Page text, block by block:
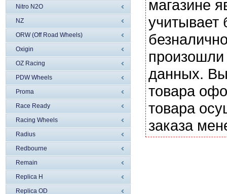
Nitro N2O
NZ
ORW (Off Road Wheels)
Oxigin
OZ Racing
PDW Wheels
Proma
Race Ready
Racing Wheels
Radius
Redbourne
Remain
Replica H
Replica OD
магазине
учитывает
данных. Вы
товара
товара
заказа